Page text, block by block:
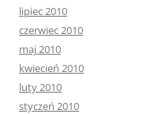
lipiec 2010
czerwiec 2010
maj 2010
kwiecień 2010
luty 2010
styczeń 2010